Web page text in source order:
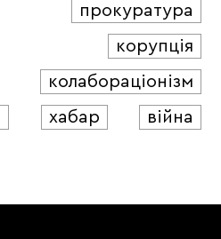
прокуратура
корупція
колабораціонізм
хабар війна